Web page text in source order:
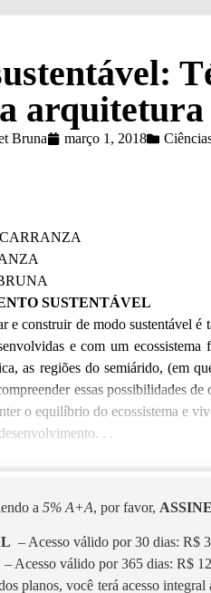
Bruna março 1, 2018
SUSTENTÁVEL
e construir de modo sustentável
e com um
as regiões do semiárido, (em
essas possibilidades de
o equilíbrio do ecossistema e
. .
a 5% A+A, por favor, ASSINE
– Acesso válido por 30 dias: R$
– Acesso válido por 365 dias: R$
planos, você terá acesso